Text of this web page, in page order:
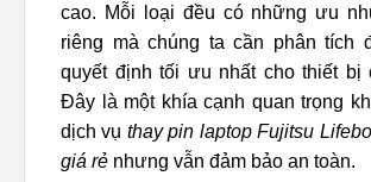
cao. Mỗi loại đều có những ưu
riêng mà chúng ta cần phân tích
quyết định tối ưu nhất cho thiết bị
Đây là một khía cạnh quan trọng
dịch vụ thay pin laptop Fujitsu
giá rẻ nhưng vẫn đảm bảo an toàn.